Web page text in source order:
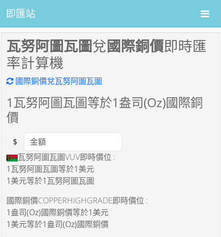
即匯站
瓦努阿圖瓦圖兌國際銅價即時匯
率計算機
國際銅價兌瓦努阿圖瓦圖
1瓦努阿圖瓦圖等於1盎司(Oz)國際銅
價
Amount
$
瓦努阿圖瓦圖VUV即時價位 :
1瓦努阿圖瓦圖等於1美元
1美元等於1瓦努阿圖瓦圖
國際銅價COPPERHIGHGRADE即時價位 :
1盎司(Oz)國際銅價等於1美元
1美元等於1盎司(Oz)國際銅價